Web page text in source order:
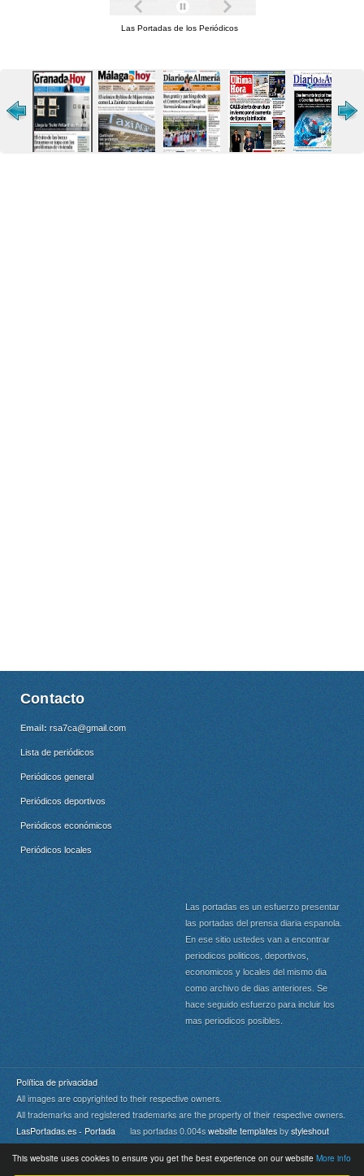
This website uses cookies to ensure you get the best experience on our website More info
Las Portadas de los Periódicos
Contacto
Email: rsa7ca@gmail.com
Lista de periódicos
Periódicos general
Periódicos deportivos
Periódicos económicos
Periódicos locales
Las portadas es un esfuerzo presentar
las portadas del prensa diaria espanola.
En ese sitio ustedes van a encontrar
periodicos politicos, deportivos,
economicos y locales del mismo dia
como archivo de dias anteriores. Se
hace seguido esfuerzo para incluir los
mas periodicos posibles.
Política de privacidad
All images are copyrighted to their respective owners.
All trademarks and registered trademarks are the property of their respective owners.
LasPortadas.es - Portada las portadas 0.004s website templates by styleshout